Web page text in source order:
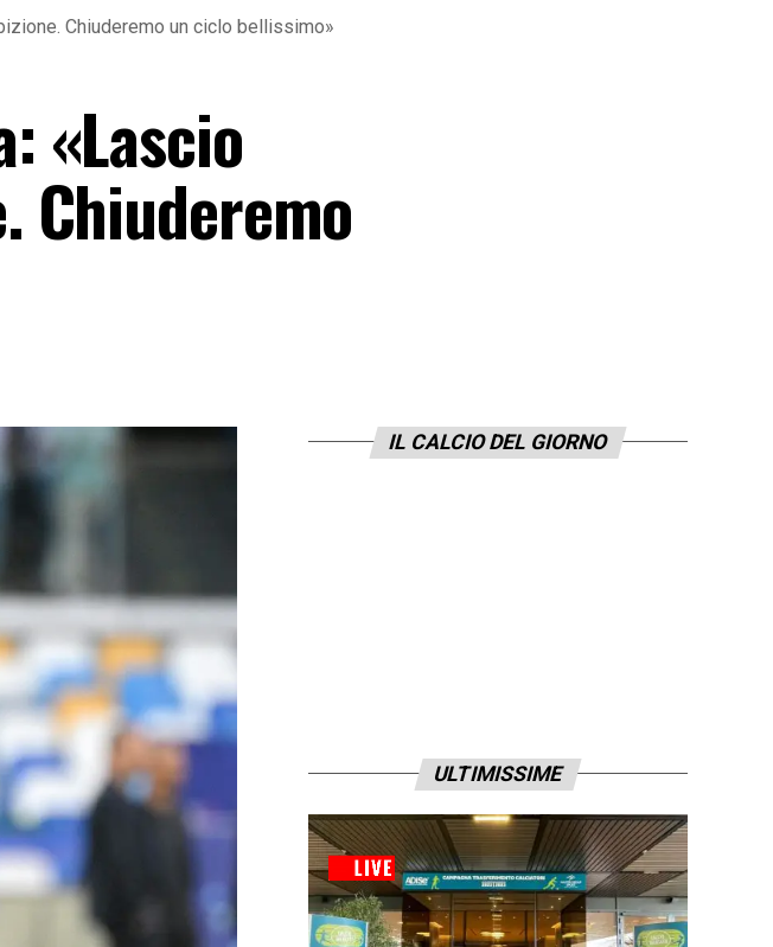
Chiuderemo un ciclo bellissimo»
«Lascio
Chiuderemo
IL CALCIO DEL GIORNO
ULTIMISSIME